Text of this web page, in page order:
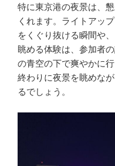
特に東京港の夜景は、
くれます。ライトアッ
をくぐり抜ける瞬間や
眺める体験は、参加者
の青空の下で爽やかに
終わりに夜景を眺めな
るでしょう。